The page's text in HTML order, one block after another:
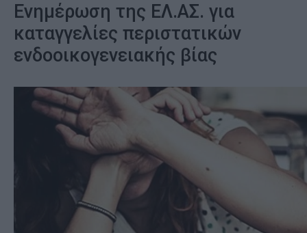
Ενημέρωση της ΕΛ.ΑΣ. για
καταγγελίες περιστατικών
ενδοοικογενειακής βίας